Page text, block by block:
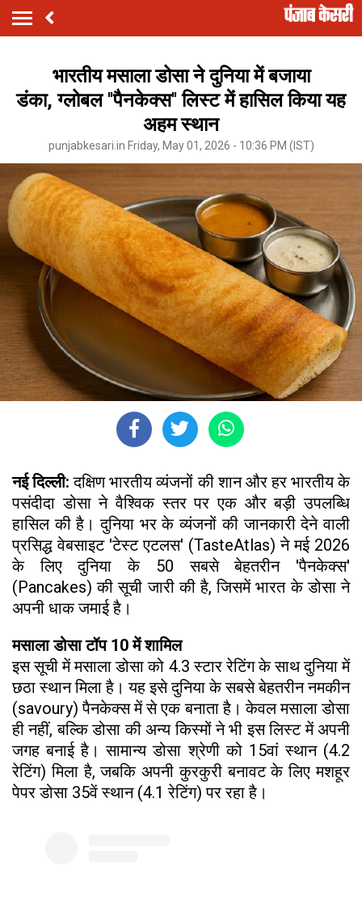
भारतीय मसाला डोसा ने दुनिया में बजाया
डंका, ग्लोबल ''पैनकेक्स'' लिस्ट में हासिल किया यह
अहम स्थान
punjabkesari.in Friday, May 01, 2026 - 10:36 PM (IST)
नई दिल्ली:दक्षिण भारतीय व्यंजनों की शान और हर भारतीय के
पसंदीदा डोसा ने वैश्विक स्तर पर एक और बड़ी उपलब्धि
हासिल की है। दुनिया भर के व्यंजनों की जानकारी देने वाली
प्रसिद्ध वेबसाइट 'टेस्ट एटलस' (TasteAtlas) ने मई 2026
के लिए दुनिया के 50 सबसे बेहतरीन 'पैनकेक्स'
(Pancakes) की सूची जारी की है, जिसमें भारत के डोसा ने
अपनी धाक जमाई है।
मसाला डोसा टॉप 10 में शामिल
इस सूची में मसाला डोसा को 4.3 स्टार रेटिंग के साथ दुनिया में
छठा स्थान मिला है। यह इसे दुनिया के सबसे बेहतरीन नमकीन
(savoury) पैनकेक्स में से एक बनाता है। केवल मसाला डोसा
ही नहीं, बल्कि डोसा की अन्य किस्मों ने भी इस लिस्ट में अपनी
जगह बनाई है। सामान्य डोसा श्रेणी को 15वां स्थान (4.2
रेटिंग) मिला है, जबकि अपनी कुरकुरी बनावट के लिए मशहूर
पेपर डोसा 35वें स्थान (4.1 रेटिंग) पर रहा है।